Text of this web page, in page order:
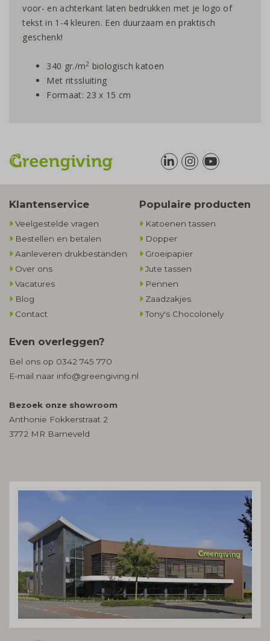
voor- en achterkant laten bedrukken met je logo of
tekst in 1-4 kleuren. Een duurzaam en praktisch
geschenk!
340 gr./m2 biologisch katoen
Met ritssluiting
Formaat: 23 x 15 cm
Klantenservice
Veelgestelde vragen
Bestellen en betalen
Aanleveren drukbestanden
Over ons
Vacatures
Blog
Contact
Populaire producten
Katoenen tassen
Dopper
Groeipapier
Jute tassen
Pennen
Zaadzakjes
Tony's Chocolonely
Even overleggen?
Bel ons op 0342 745 770
E-mail naar info@greengiving.nl
Bezoek onze showroom
Anthonie Fokkerstraat 2
3772 MR Barneveld